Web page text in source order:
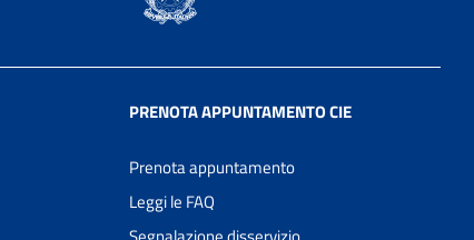
PRENOTA APPUNTAMENTO CIE
Prenota appuntamento
Leggi le FAQ